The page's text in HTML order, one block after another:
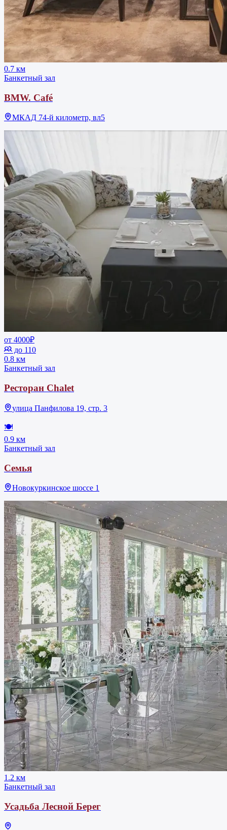
0.7 км
Банкетный зал
BMW. Café
МКАД 74-й километр, вл5
от 4000₽
до 110
0.8 км
Банкетный зал
Ресторан Chalet
улица Панфилова 19, стр. 3
🍽
0.9 км
Банкетный зал
Семья
Новокуркинское шоссе 1
1.2 км
Банкетный зал
Усадьба Лесной Берег